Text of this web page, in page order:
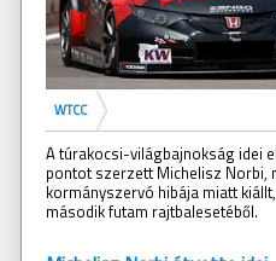
WTCC
A túrakocsi-világbajnokság idei
pontot szerzett Michelisz Norbi,
kormányszervó hibája miatt
második futam rajtbalesetéből.